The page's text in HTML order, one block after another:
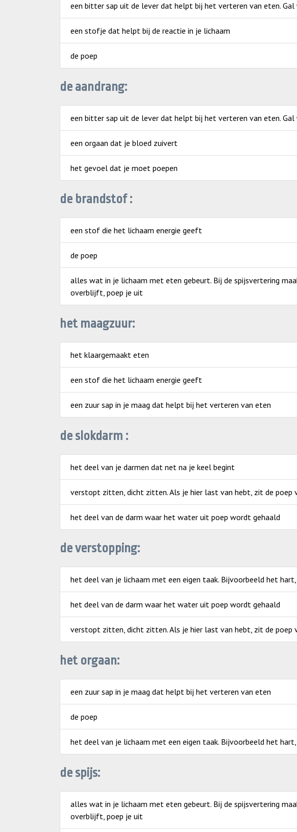
een bitter sap uit de lever dat helpt bij het verteren van eten.
een stofje dat helpt bij de reactie in je lichaam
de poep
de aandrang:
een bitter sap uit de lever dat helpt bij het verteren van eten.
een orgaan dat je bloed zuivert
het gevoel dat je moet poepen
de brandstof :
een stof die het lichaam energie geeft
de poep
alles wat in je lichaam met eten gebeurt. Bij de spijsvertering
overblijft, poep je uit
het maagzuur:
het klaargemaakt eten
een stof die het lichaam energie geeft
een zuur sap in je maag dat helpt bij het verteren van eten
de slokdarm :
het deel van je darmen dat net na je keel begint
verstopt zitten, dicht zitten. Als je hier last van hebt, zit de poep
het deel van de darm waar het water uit poep wordt gehaald
de verstopping:
het deel van je lichaam met een eigen taak. Bijvoorbeeld het
het deel van de darm waar het water uit poep wordt gehaald
verstopt zitten, dicht zitten. Als je hier last van hebt, zit de poep
het orgaan:
een zuur sap in je maag dat helpt bij het verteren van eten
de poep
het deel van je lichaam met een eigen taak. Bijvoorbeeld het
de spijs:
alles wat in je lichaam met eten gebeurt. Bij de spijsvertering
overblijft, poep je uit